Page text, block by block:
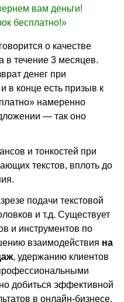
вам деньги!
бесплатно!»
о качестве
в течение 3 месяцев.
денег при
в конце есть призыв к
намеренно
— так оно
и тонкостей при
текстов, вплоть до
подачи текстовой
и т.д. Существует
и инструментов по
взаимодействия на
, удержанию клиентов
добиться эффективной
в онлайн-бизнесе.